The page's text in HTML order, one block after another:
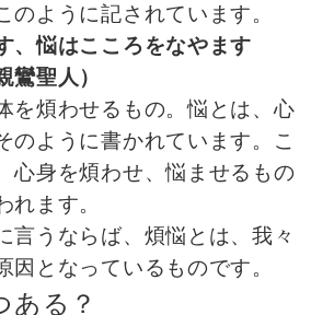
のように記されています。
、悩はこころをなやます
鸞聖人）
を煩わせるもの。悩とは、心
のように書かれています。こ
心身を煩わせ、悩ませるもの
れます。
言うならば、煩悩とは、我々
因となっているものです。
る？